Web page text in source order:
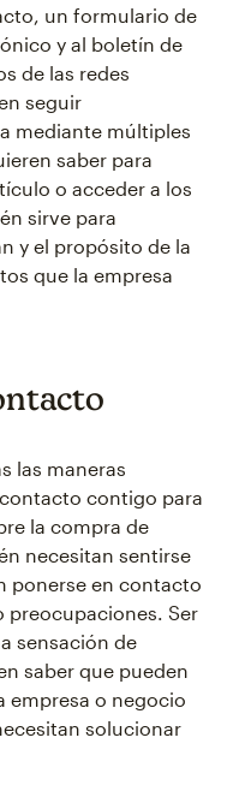
un formulario de
y al boletín de
de las redes
seguir
mediante múltiples
saber para
o acceder a los
sirve para
y el propósito de la
que la empresa
las maneras
contigo para
la compra de
necesitan sentirse
ponerse en contacto
Ser
sensación de
saber que pueden
empresa o negocio
solucionar